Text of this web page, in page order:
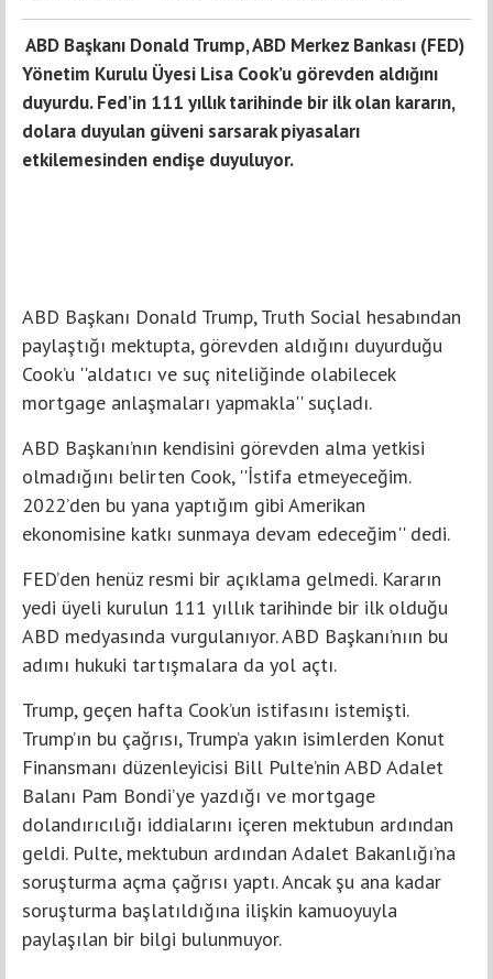
ABD Başkanı Donald Trump, ABD Merkez Bankası (FED)
Yönetim Kurulu Üyesi Lisa Cook’u görevden aldığını
duyurdu. Fed’in 111 yıllık tarihinde bir ilk olan kararın,
dolara duyulan güveni sarsarak piyasaları
etkilemesinden endişe duyuluyor.
ABD Başkanı Donald Trump, Truth Social hesabından
paylaştığı mektupta, görevden aldığını duyurduğu
Cook’u ''aldatıcı ve suç niteliğinde olabilecek
mortgage anlaşmaları yapmakla'' suçladı.
ABD Başkanı’nın kendisini görevden alma yetkisi
olmadığını belirten Cook, ''İstifa etmeyeceğim.
2022’den bu yana yaptığım gibi Amerikan
ekonomisine katkı sunmaya devam edeceğim'' dedi.
FED’den henüz resmi bir açıklama gelmedi. Kararın
yedi üyeli kurulun 111 yıllık tarihinde bir ilk olduğu
ABD medyasında vurgulanıyor. ABD Başkanı’nıın bu
adımı hukuki tartışmalara da yol açtı.
Trump, geçen hafta Cook’un istifasını istemişti.
Trump’ın bu çağrısı, Trump’a yakın isimlerden Konut
Finansmanı düzenleyicisi Bill Pulte’nin ABD Adalet
Balanı Pam Bondi’ye yazdığı ve mortgage
dolandırıcılığı iddialarını içeren mektubun ardından
geldi. Pulte, mektubun ardından Adalet Bakanlığı’na
soruşturma açma çağrısı yaptı. Ancak şu ana kadar
soruşturma başlatıldığına ilişkin kamuoyuyla
paylaşılan bir bilgi bulunmuyor.